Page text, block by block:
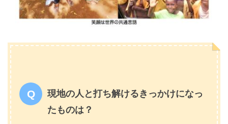
現地の人と打ち解けるきっかけになっ
たものは？